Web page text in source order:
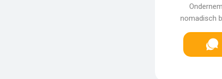
nomadisch